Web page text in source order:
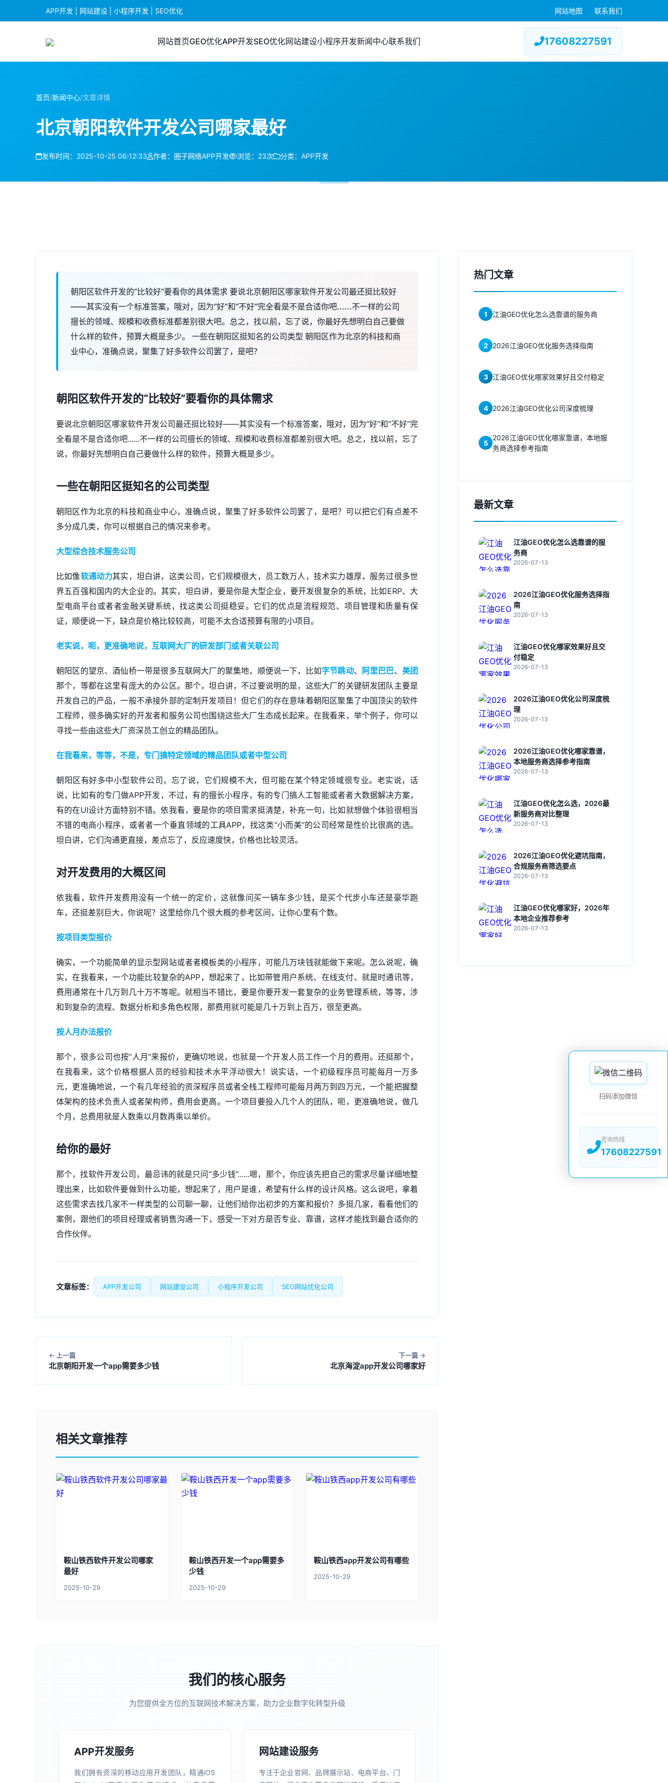
APP开发 | 网站建设 | 小程序开发 | SEO优化 网站地图 联系我们
网站首页GEO优化APP开发SEO优化网站建设小程序开发新闻中心联系我们 17608227591
首页/新闻中心/文章详情
北京朝阳软件开发公司哪家最好
发布时间：2025-10-25 06:12:33 作者：圈子网络APP开发 浏览：23次 分类：APP开发
朝阳区软件开发的“比较好”要看你的具体需求 要说北京朝阳区哪家软件开发公司最还挺比较好
——其实没有一个标准答案，哦对，因为“好”和“不好”完全看是不是合适你吧......不一样的公司
擅长的领域、规模和收费标准都差别很大吧。总之，找以前，忘了说，你最好先想明白自己要做
什么样的软件，预算大概是多少。 一些在朝阳区挺知名的公司类型 朝阳区作为北京的科技和商
业中心，准确点说，聚集了好多软件公司罢了，是吧？
朝阳区软件开发的“比较好”要看你的具体需求
要说北京朝阳区哪家软件开发公司最还挺比较好——其实没有一个标准答案，哦对，因为“好”和“不好”完
全看是不是合适你吧......不一样的公司擅长的领域、规模和收费标准都差别很大吧。总之，找以前，忘了
说，你最好先想明白自己要做什么样的软件，预算大概是多少。
一些在朝阳区挺知名的公司类型
朝阳区作为北京的科技和商业中心，准确点说，聚集了好多软件公司罢了，是吧？可以把它们有点差不
多分成几类，你可以根据自己的情况来参考。
大型综合技术服务公司
比如像软通动力其实，坦白讲，这类公司，它们规模很大，员工数万人，技术实力雄厚，服务过很多世
界五百强和国内的大企业的。其实，坦白讲，要是你是大型企业，要开发很复杂的系统，比如ERP、大
型电商平台或者者金融关键系统，找这类公司挺稳妥。它们的优点是流程规范、项目管理和质量有保
证，顺便说一下，缺点是价格比较较高，可能不太合适预算有限的小项目。
老实说，呃，更准确地说，互联网大厂的研发部门或者关联公司
朝阳区的望京、酒仙桥一带是很多互联网大厂的聚集地，顺便说一下，比如字节跳动、 阿里巴巴、 美团
那个，等都在这里有庞大的办公区。那个，坦白讲，不过要说明的是，这些大厂的关键研发团队主要是
开发自己的产品，一般不承接外部的定制开发项目！但它们的存在意味着朝阳区聚集了中国顶尖的软件
工程师，很多确实好的开发者和服务公司也围绕这些大厂生态成长起来。在我看来，举个例子，你可以
寻找一些由这些大厂资深员工创立的精品团队。
在我看来，等等，不是，专门搞特定领域的精品团队或者中型公司
朝阳区有好多中小型软件公司，忘了说，它们规模不大，但可能在某个特定领域很专业。老实说，话
说，比如有的专门做APP开发，不过，有的擅长小程序，有的专门搞人工智能或者者大数据解决方案，
有的在UI设计方面特别不错。依我看，要是你的项目需求挺清楚，补充一句，比如就想做个体验很相当
不错的电商小程序，或者者一个垂直领域的工具APP，找这类“小而美”的公司经常是性价比很高的选。
坦白讲，它们沟通更直接，差点忘了，反应速度快，价格也比较灵活。
对开发费用的大概区间
依我看，软件开发费用没有一个统一的定价，这就像问买一辆车多少钱，是买个代步小车还是豪华跑
车，还挺差别巨大，你说呢？这里给你几个很大概的参考区间，让你心里有个数。
按项目类型报价
确实，一个功能简单的显示型网站或者者模板类的小程序，可能几万块钱就能做下来呢。怎么说呢，确
实，在我看来，一个功能比较复杂的APP，想起来了，比如带管用户系统、在线支付、就是时通讯等，
费用通常在十几万到几十万不等呢。就相当不错比，要是你要开发一套复杂的业务管理系统，等等，涉
和到复杂的流程、数据分析和多角色权限，那费用就可能是几十万到上百万，很至更高。
按人月办法报价
那个，很多公司也按“人月”来报价，更确切地说，也就是一个开发人员工作一个月的费用。还挺那个，
在我看来，这个价格根据人员的经验和技术水平浮动很大！说实话，一个初级程序员可能每月一万多
元，更准确地说，一个有几年经验的资深程序员或者全栈工程师可能每月两万到四万元，一个能把握整
体架构的技术负责人或者架构师，费用会更高。一个项目要投入几个人的团队，呃，更准确地说，做几
个月，总费用就是人数乘以月数再乘以单价。
给你的最好
那个，找软件开发公司，最忌讳的就是只问“多少钱”......嗯，那个，你应该先把自己的需求尽量详细地整
理出来，比如软件要做到什么功能，想起来了，用户是谁，希望有什么样的设计风格。这么说吧，拿着
这些需求去找几家不一样类型的公司聊一聊，让他们给你出初步的方案和报价？多挺几家，看看他们的
案例，跟他们的项目经理或者销售沟通一下，感受一下对方是否专业、靠谱，这样才能找到最合适你的
合作伙伴。
文章标签： APP开发公司 网站建设公司 小程序开发公司 SEO网站优化公司
上一篇
北京朝阳开发一个app需要多少钱
下一篇
北京海淀app开发公司哪家好
相关文章推荐
鞍山铁西软件开发公司哪家
最好
2025-10-29
鞍山铁西开发一个app需要多
少钱
2025-10-29
鞍山铁西app开发公司有哪些
2025-10-29
我们的核心服务
为您提供全方位的互联网技术解决方案，助力企业数字化转型升级
APP开发服务
我们拥有资深的移动应用开发团队，精通iOS
网站建设服务
专注于企业官网、品牌展示站、电商平台、门
热门文章
1 江油GEO优化怎么选靠谱的服务商
2 2026江油GEO优化服务选择指南
3 江油GEO优化哪家效果好且交付稳定
4 2026江油GEO优化公司深度梳理
5
2026江油GEO优化哪家靠谱，本地服
务商选择参考指南
最新文章
江油GEO优化怎么选靠谱的服
务商
2026-07-13
2026江油GEO优化服务选择指
南
2026-07-13
江油GEO优化哪家效果好且交
付稳定
2026-07-13
2026江油GEO优化公司深度梳
理
2026-07-13
2026江油GEO优化哪家靠谱，
本地服务商选择参考指南
2026-07-13
江油GEO优化怎么选，2026最
新服务商对比整理
2026-07-13
2026江油GEO优化避坑指南，
合规服务商筛选要点
2026-07-13
江油GEO优化哪家好，2026年
本地企业推荐参考
2026-07-13
扫码添加微信
咨询热线
17608227591